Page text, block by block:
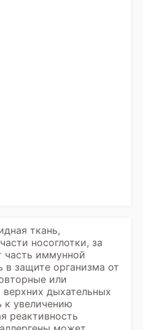
ткань,
носоглотки, за
часть иммунной
защите организма от
или
дыхательных
к увеличению
реактивность